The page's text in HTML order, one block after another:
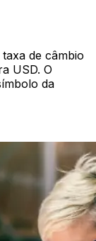
de câmbio
USD. O
da